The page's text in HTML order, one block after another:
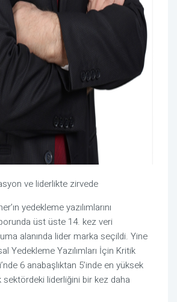
ve liderlikte zirvede
yedekleme yazılımlarını
üst üste 14. kez veri
alanında lider marka seçildi. Yine
Yedekleme Yazılımları İçin Kritik
6 anabaşlıktan 5’inde en yüksek
liderliğini bir kez daha